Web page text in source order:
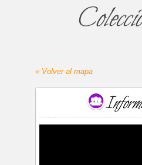
« Volver al mapa